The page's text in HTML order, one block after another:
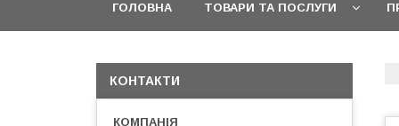
ГОЛОВНА ТОВАРИ ТА ПОСЛУГИ
КОНТАКТИ